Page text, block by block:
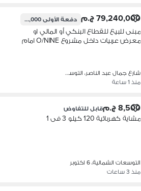
79,240,000 ج.م دفعة الأولى11,886,000 ج.م
مبنى للبيع للقطاع البنكي أو المالي او
معرض عربيات داخل مشروع O/NINE امام
شارع جمال عبد الناصر، التوسعات الشم…
منذ 1 ساعة
8,500 ج.م قابل للتفاوض
مشاية كهربائية 120 كيلو 3 فى 1
التوسعات الشمالية، 6 اكتوبر
منذ 3 ساعات